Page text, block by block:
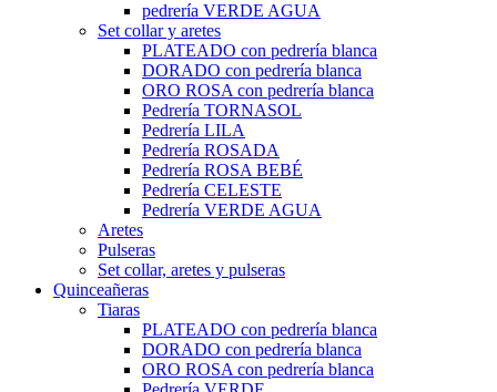
pedrería VERDE AGUA
Set collar y aretes
PLATEADO con pedrería blanca
DORADO con pedrería blanca
ORO ROSA con pedrería blanca
Pedrería TORNASOL
Pedrería LILA
Pedrería ROSADA
Pedrería ROSA BEBÉ
Pedrería CELESTE
Pedrería VERDE AGUA
Aretes
Pulseras
Set collar, aretes y pulseras
Quinceañeras
Tiaras
PLATEADO con pedrería blanca
DORADO con pedrería blanca
ORO ROSA con pedrería blanca